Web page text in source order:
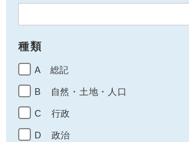
種類
A 総記
B 自然・土地・人口
C 行政
D 政治